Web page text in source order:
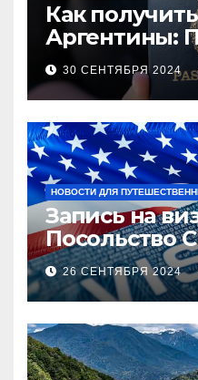
Как
Аргентины:
руководство
30 СЕНТЯБРЯ 2024
НОВОСТИ ДЛЯ
Запись на
Посольство
Пошаговое
26 СЕНТЯБРЯ 2024